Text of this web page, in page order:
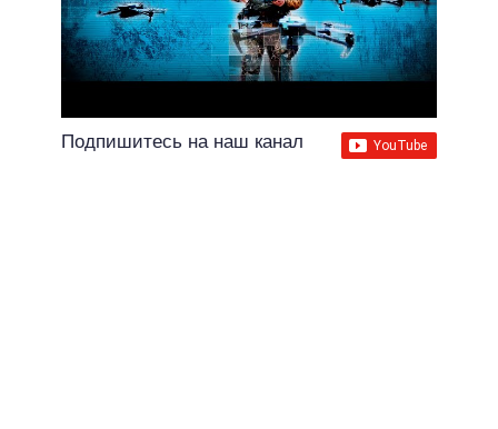
Подпишитесь на наш канал